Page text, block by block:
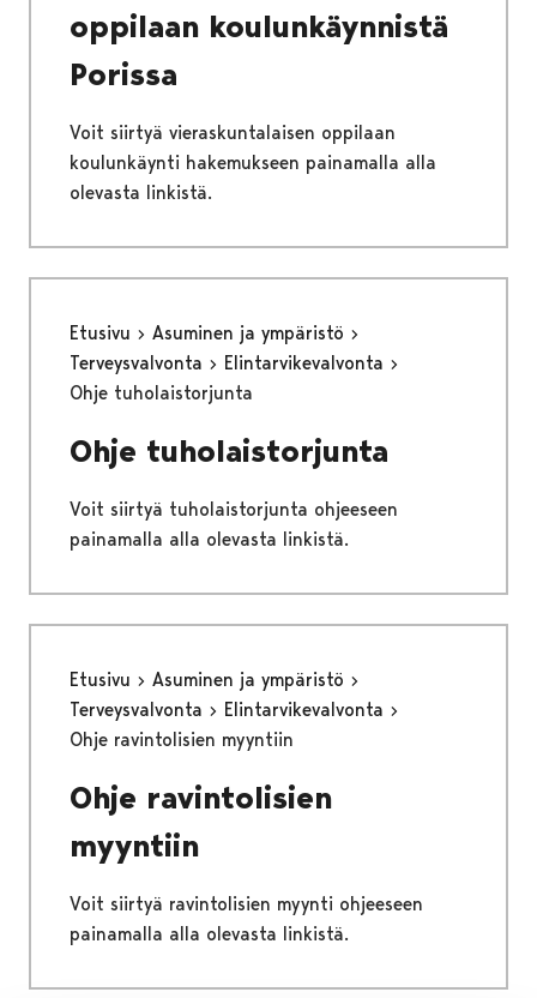
oppilaan koulunkäynnistä
Porissa
Voit siirtyä vieraskuntalaisen oppilaan
koulunkäynti hakemukseen painamalla alla
olevasta linkistä.
Etusivu
Asuminen ja ympäristö
Terveysvalvonta
Elintarvikevalvonta
Ohje tuholaistorjunta
Ohje tuholaistorjunta
Voit siirtyä tuholaistorjunta ohjeeseen
painamalla alla olevasta linkistä.
Etusivu
Asuminen ja ympäristö
Terveysvalvonta
Elintarvikevalvonta
Ohje ravintolisien myyntiin
Ohje ravintolisien
myyntiin
Voit siirtyä ravintolisien myynti ohjeeseen
painamalla alla olevasta linkistä.